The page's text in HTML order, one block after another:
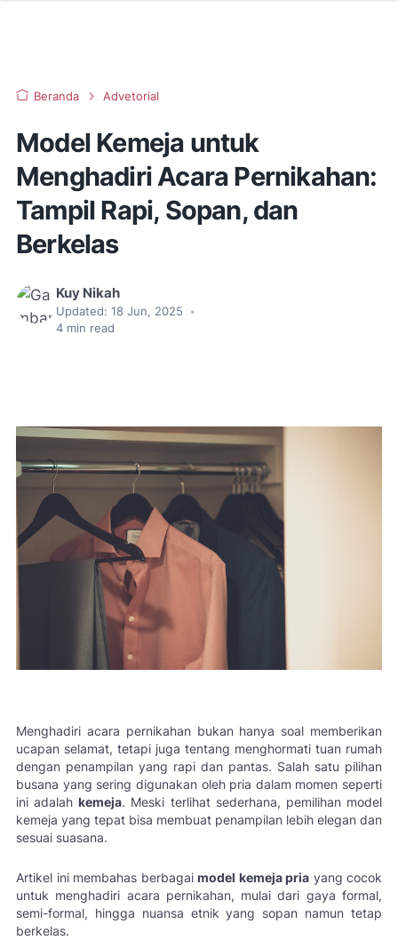
Beranda Advetorial
Model Kemeja untuk
Menghadiri Acara Pernikahan:
Tampil Rapi, Sopan, dan
Berkelas
Kuy Nikah
Updated: 18 Jun, 2025
•
4 min read
Menghadiri acara pernikahan bukan hanya soal memberikan
ucapan selamat, tetapi juga tentang menghormati tuan rumah
dengan penampilan yang rapi dan pantas. Salah satu pilihan
busana yang sering digunakan oleh pria dalam momen seperti
ini adalahkemeja. Meski terlihat sederhana, pemilihan model
kemeja yang tepat bisa membuat penampilan lebih elegan dan
sesuai suasana.
Artikel ini membahas berbagai model kemeja pria yang cocok
untuk menghadiri acara pernikahan, mulai dari gaya formal,
semi-formal, hingga nuansa etnik yang sopan namun tetap
berkelas.